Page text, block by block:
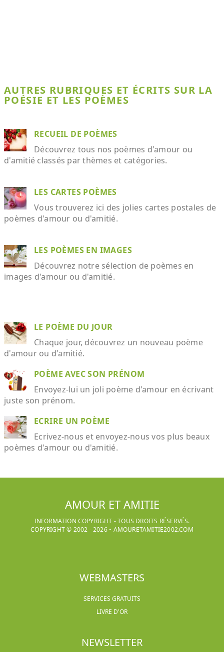
AUTRES RUBRIQUES ET ÉCRITS SUR LA
POÉSIE ET LES POÈMES
RECUEIL DE POÈMES
Découvrez tous nos poèmes d'amour ou
d'amitié classés par thèmes et catégories.
LES CARTES POÈMES
Vous trouverez ici des jolies cartes postales de
poèmes d'amour ou d'amitié.
LES POÈMES EN IMAGES
Découvrez notre sélection de poèmes en
images d'amour ou d'amitié.
LE POÈME DU JOUR
Chaque jour, découvrez un nouveau poème
d'amour ou d'amitié.
POÈME AVEC SON PRÉNOM
Envoyez-lui un joli poème d'amour en écrivant
juste son prénom.
ECRIRE UN POÈME
Ecrivez-nous et envoyez-nous vos plus beaux
poèmes d'amour ou d'amitié.
AMOUR ET AMITIE
INFORMATION COPYRIGHT - TOUS DROITS RÉSERVÉS.
COPYRIGHT © 2002 -2026• AMOURETAMITIE2002.COM
WEBMASTERS
SERVICES GRATUITS
LIVRE D'OR
NEWSLETTER